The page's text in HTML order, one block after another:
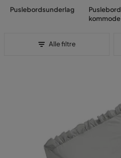
Puslebordsunderlag
Puslebord
kommode
Alle filtre